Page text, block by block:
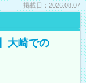
掲載日：2026.08.07
大崎での